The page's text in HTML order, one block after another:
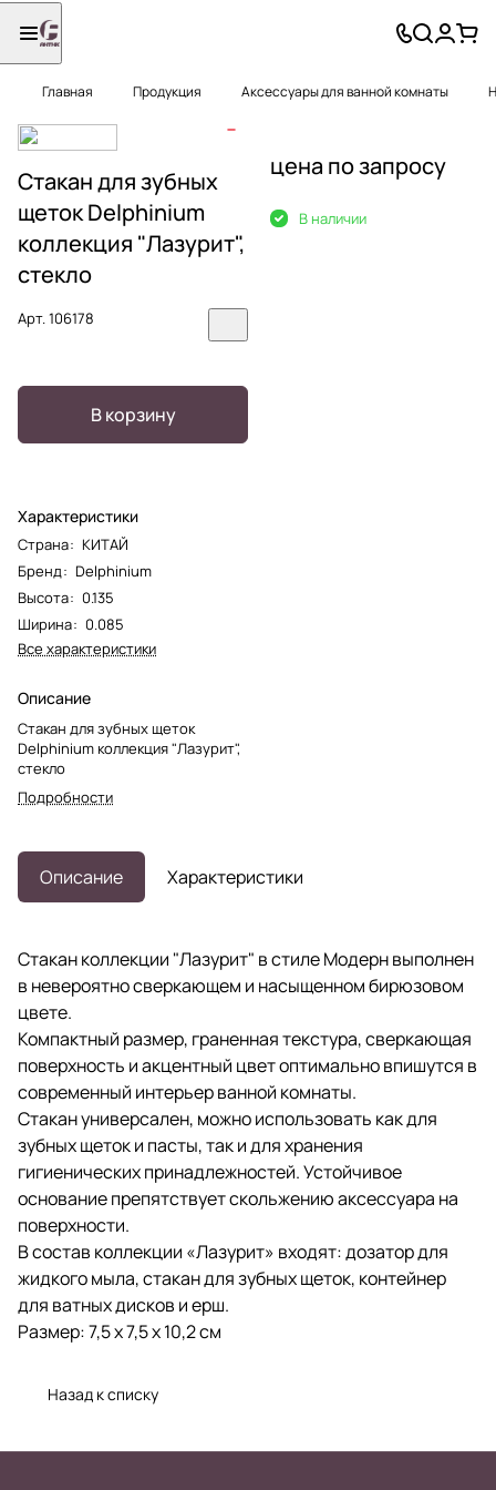
Главная Продукция Аксессуары для ванной комнаты
Стакан для зубных
щеток Delphinium
коллекция "Лазурит",
стекло
Арт.106178
В корзину
Характеристики
Страна: КИТАЙ
Бренд: Delphinium
Высота: 0.135
Ширина: 0.085
Все характеристики
Описание
Стакан для зубных щеток
Delphinium коллекция "Лазурит",
стекло
Подробности
цена по запросу
В наличии
Описание Характеристики
Стакан коллекции "Лазурит" в стиле Модерн выполнен
в невероятно сверкающем и насыщенном бирюзовом
цвете.
Компактный размер, граненная текстура, сверкающая
поверхность и акцентный цвет оптимально впишутся в
современный интерьер ванной комнаты.
Стакан универсален, можно использовать как для
зубных щеток и пасты, так и для хранения
гигиенических принадлежностей. Устойчивое
основание препятствует скольжению аксессуара на
поверхности.
В состав коллекции «Лазурит» входят: дозатор для
жидкого мыла, стакан для зубных щеток, контейнер
для ватных дисков и ерш.
Размер: 7,5 х 7,5 х 10,2 см
Назад к списку